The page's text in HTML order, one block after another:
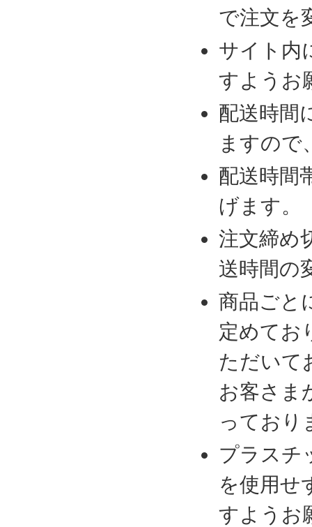
で注文を
サイト内
すようお
配送時間
ますので
配送時間
げます。
注文締め
送時間の
商品ごと
定めてお
ただいて
お客さま
っており
プラスチ
を使用せ
すようお